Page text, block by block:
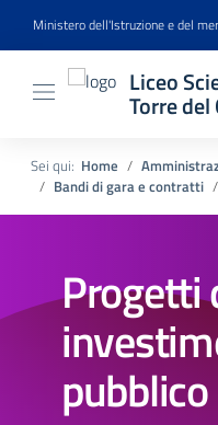
Ministero dell'Istruzione e del
Liceo
Torre del
Sei qui: Home
Bandi di gara e contratti
Progetti
pubblico